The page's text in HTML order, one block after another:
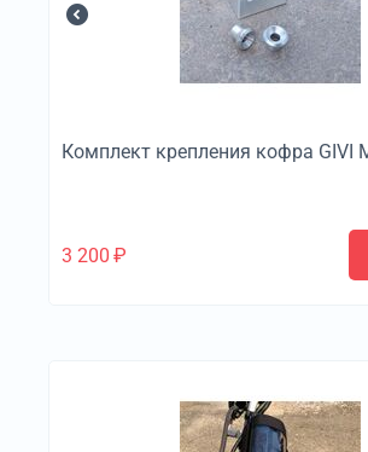
Комплект крепления кофра GIVI
3 200 ₽